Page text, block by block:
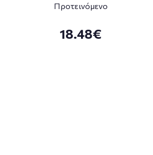
Προτεινόμενο
18.48€